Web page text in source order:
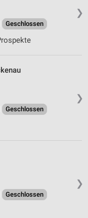
❯
Geschlossen
❯
Geschlossen
❯
Geschlossen